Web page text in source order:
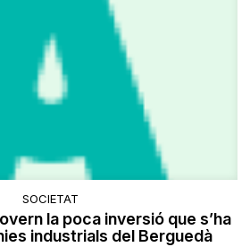
SOCIETAT
la poca inversió que s’ha
industrials del Berguedà